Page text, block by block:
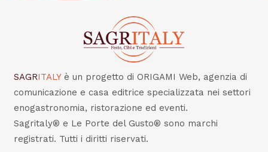
SAGRITALY è un progetto di ORIGAMI Web, agenzia di
comunicazione e casa editrice specializzata nei settori
enogastronomia, ristorazione ed eventi.
Sagritaly® e Le Porte del Gusto® sono marchi
registrati. Tutti i diritti riservati.